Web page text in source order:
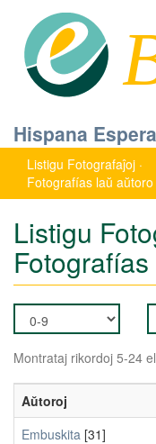
Hispana
Listigu Fotografaĵoj ·
Fotografías laŭ aŭtoro
Listigu
Montrataj rikordoj 5-24
Aŭtoroj
Embuskita [31]